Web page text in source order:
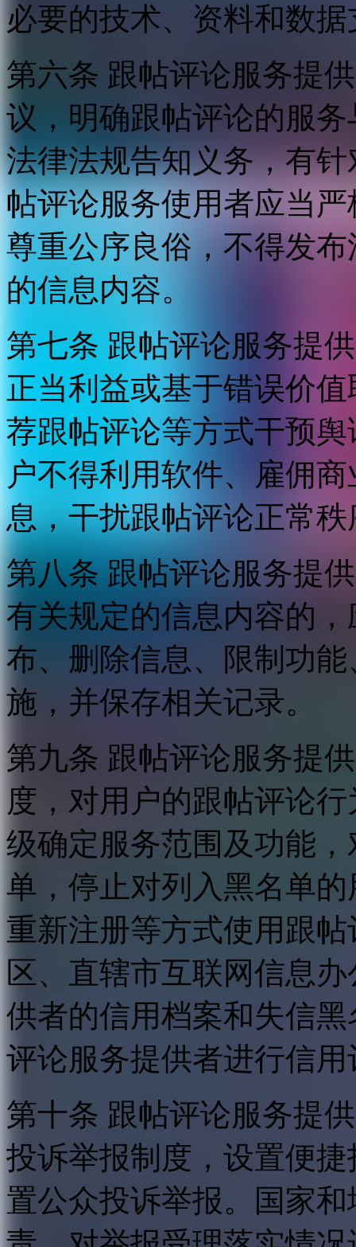
必要的技术、资料和数
第六条 跟帖评论服务提
议，明确跟帖评论的服
法律法规告知义务，有
帖评论服务使用者应当
尊重公序良俗，不得发
的信息内容。
第七条 跟帖评论服务提
正当利益或基于错误价
荐跟帖评论等方式干预
户不得利用软件、雇佣
息，干扰跟帖评论正常
第八条 跟帖评论服务提
有关规定的信息内容的
布、删除信息、限制功
施，并保存相关记录。
第九条 跟帖评论服务提
度，对用户的跟帖评论
级确定服务范围及功能
单，停止对列入黑名单
重新注册等方式使用跟
区、直辖市互联网信息
供者的信用档案和失信
评论服务提供者进行信用
第十条 跟帖评论服务提
投诉举报制度，设置便
置公众投诉举报。国家